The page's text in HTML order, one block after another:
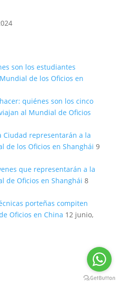
son los estudiantes
de los Oficios en
quiénes son los cinco
al Mundial de Oficios
Ciudad representarán a la
de los Oficios en Shanghái 9
que representarán a la
de Oficios en Shanghái 8
porteñas compiten
Oficios en China 12 junio,